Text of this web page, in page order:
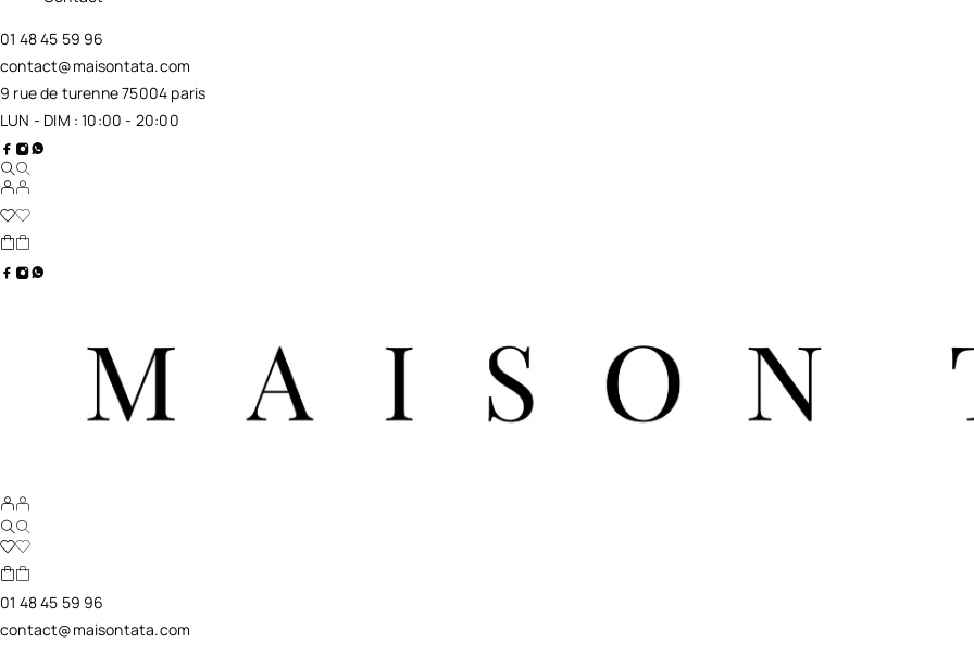
01 48 45 59 96
contact@maisontata.com
9 rue de turenne 75004 paris
LUN - DIM : 10:00 - 20:00
01 48 45 59 96
contact@maisontata.com